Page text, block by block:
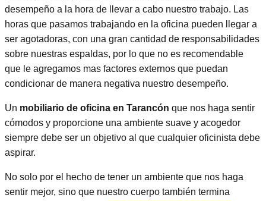
desempeño a la hora de llevar a cabo nuestro trabajo. Las
horas que pasamos trabajando en la oficina pueden llegar a
ser agotadoras, con una gran cantidad de responsabilidades
sobre nuestras espaldas, por lo que no es recomendable
que le agregamos mas factores externos que puedan
condicionar de manera negativa nuestro desempeño.
Un mobiliario de oficina en Tarancón que nos haga sentir
cómodos y proporcione una ambiente suave y acogedor
siempre debe ser un objetivo al que cualquier oficinista debe
aspirar.
No solo por el hecho de tener un ambiente que nos haga
sentir mejor, sino que nuestro cuerpo también termina